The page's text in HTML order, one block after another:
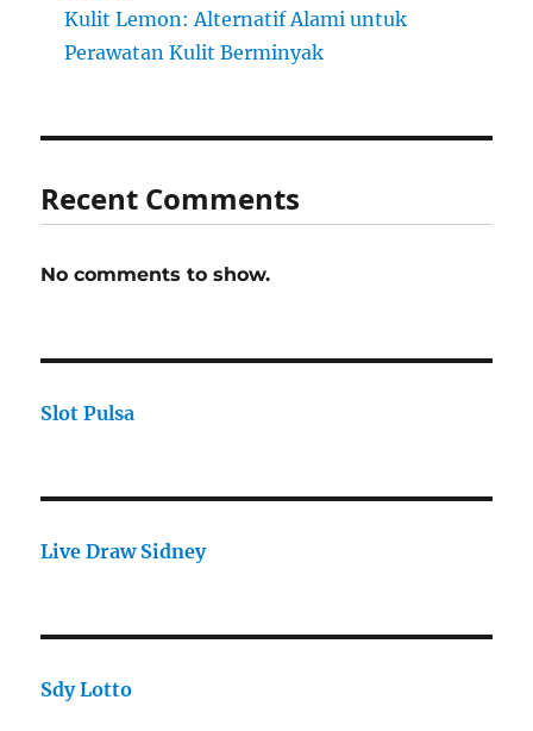
Kulit Lemon: Alternatif Alami untuk
Perawatan Kulit Berminyak
Recent Comments
No comments to show.
Slot Pulsa
Live Draw Sidney
Sdy Lotto